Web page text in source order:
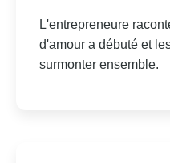
L'entrepreneure
d'amour a débuté et
surmonter ensemble.